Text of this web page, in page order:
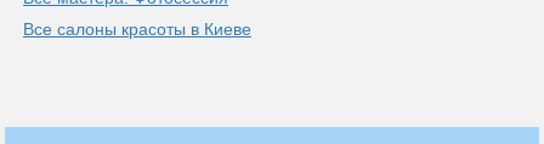
Все салоны красоты в Киеве